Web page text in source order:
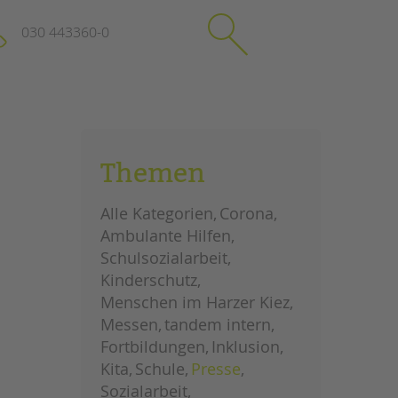
Impressum
Datenschutz
Hinweisgebersystem
Intranet
schließen
030 443360-0
SuchenThemen
Alle Kategorien Corona
Ambulante Hilfen
Schulsozialarbeit
Kinderschutz
Menschen im Harzer Kiez
Messen tandem intern
Fortbildungen Inklusion
Kita Schule Presse
Sozialarbeit